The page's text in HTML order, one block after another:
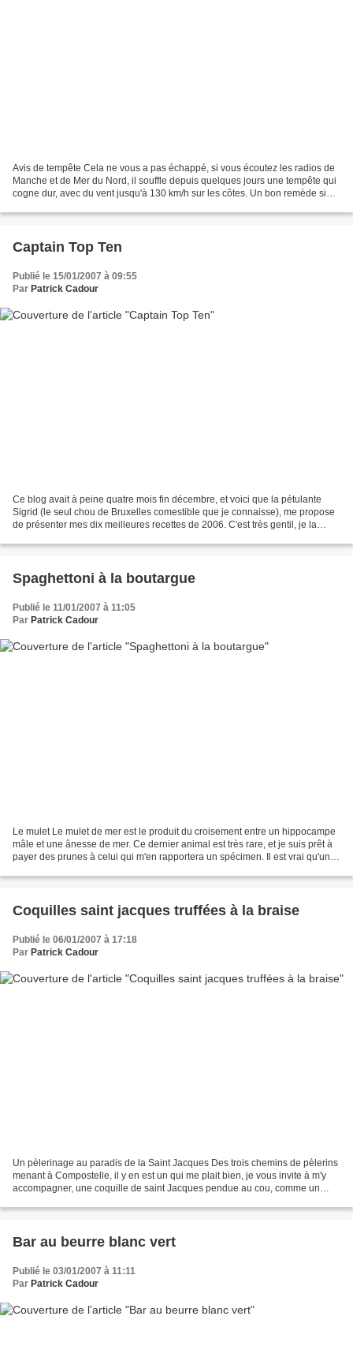
Avis de tempête Cela ne vous a pas échappé, si vous écoutez les radios de
Manche et de Mer du Nord, il souffle depuis quelques jours une tempête qui
cogne dur, avec du vent jusqu'à 130 km/h sur les côtes. Un bon remède si
Captain Top Ten
Publié le 15/01/2007 à 09:55
Par Patrick Cadour
Ce blog avait à peine quatre mois fin décembre, et voici que la pétulante
Sigrid (le seul chou de Bruxelles comestible que je connaisse), me propose
de présenter mes dix meilleures recettes de 2006. C'est très gentil, je la
Spaghettoni à la boutargue
Publié le 11/01/2007 à 11:05
Par Patrick Cadour
Le mulet Le mulet de mer est le produit du croisement entre un hippocampe
mâle et une ânesse de mer. Ce dernier animal est très rare, et je suis prêt à
payer des prunes à celui qui m'en rapportera un spécimen. Il est vrai qu'un
Coquilles saint jacques truffées à la braise
Publié le 06/01/2007 à 17:18
Par Patrick Cadour
Un pèlerinage au paradis de la Saint Jacques Des trois chemins de pèlerins
menant à Compostelle, il y en est un qui me plait bien, je vous invite à m'y
accompagner, une coquille de saint Jacques pendue au cou, comme un
Bar au beurre blanc vert
Publié le 03/01/2007 à 11:11
Par Patrick Cadour